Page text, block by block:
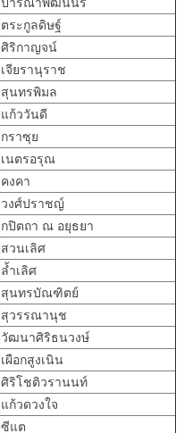
ตระกูลดิษฐ์
ศิริกาญจน์
เจียรานุราช
สุนทรพิมล
แก้ววันดี
กราซุย
เนตรอรุณ
คงคา
วงศ์ปราชญ์
กปิตถา ณ อยุธยา
สวนเลิศ
ล้ำเลิศ
สุนทรบัณฑิตย์
สุวรรณานุช
วัฒนาศิริธนวงษ์
เผือกสูงเนิน
ศิริโชติวรานนท์
แก้วดวงใจ
ซีแต